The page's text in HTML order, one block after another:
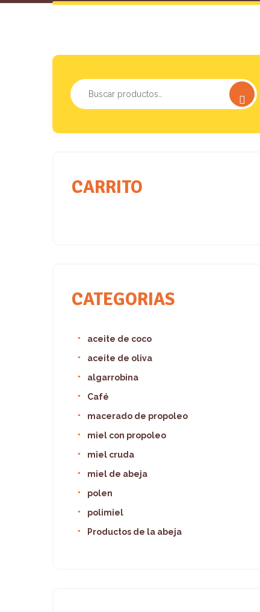
Buscar
por:
CARRITO
CATEGORIAS
aceite de coco
aceite de oliva
algarrobina
Café
macerado de propoleo
miel con propoleo
miel cruda
miel de abeja
polen
polimiel
Productos de la abeja